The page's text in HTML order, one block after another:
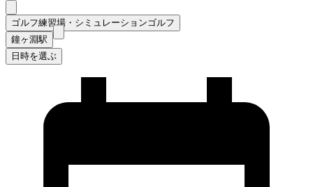
ゴルフ練習場・シミュレーションゴルフ
鐘ヶ淵駅
日時を選ぶ